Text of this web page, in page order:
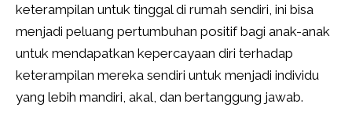
keterampilan untuk tinggal di rumah sendiri, ini bisa
menjadi peluang pertumbuhan positif bagi anak-anak
untuk mendapatkan kepercayaan diri terhadap
keterampilan mereka sendiri untuk menjadi individu
yang lebih mandiri, akal, dan bertanggung jawab.